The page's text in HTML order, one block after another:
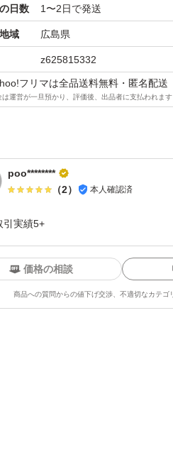
量：12.0 GB
格：GDDR6
ス：192.0 bit
ロック：15.0 GHz
ターフェイス：PCI Express 4.0
：8pin
ン：空冷（デュアルファン）
ット：2.0 スロット
）：235.0 mm
です
日数 1〜2日で発送
域 広島県
z625815332
フリマは全品送料無料・匿名配送
は運営が一旦預かり、評価後、出品者に支払われます
poo********
（2） 本人確認済
引実績5+
価格の相談
商品への質問からの値下げ交渉、不適切なカテゴ